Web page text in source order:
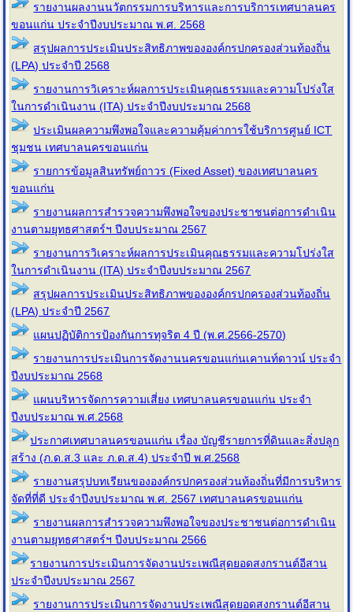
รายงานผลงานนวัตกรรมการบริหารและการบริการเทศบาลนคร
ขอนแก่น ประจำปีงบประมาณ พ.ศ. 2568
สรุปผลการประเมินประสิทธิภาพขององค์กรปกครองส่วนท้องถิ่น
(LPA) ประจำปี 2568
รายงานการวิเคราะห์ผลการประเมินคุณธรรมและความโปร่งใส
ในการดำเนินงาน (ITA) ประจำปีงบประมาณ 2568
ประเมินผลความพึงพอใจและความคุ้มค่าการใช้บริการศูนย์ ICT
ชุมชน เทศบาลนครขอนแก่น
รายการข้อมูลสินทรัพย์ถาวร (Fixed Asset) ของเทศบาลนคร
ขอนแก่น
รายงานผลการสำรวจความพึงพอใจของประชาชนต่อการดำเนิน
งานตามยุทธศาสตร์ฯ ปีงบประมาณ 2567
รายงานการวิเคราะห์ผลการประเมินคุณธรรมและความโปร่งใส
ในการดำเนินงาน (ITA) ประจำปีงบประมาณ 2567
สรุปผลการประเมินประสิทธิภาพขององค์กรปกครองส่วนท้องถิ่น
(LPA) ประจำปี 2567
แผนปฏิบัติการป้องกันการทุจริต 4 ปี (พ.ศ.2566-2570)
รายงานการประเมินการจัดงานนครขอนแก่นเคานท์ดาวน์ ประจำ
ปีงบประมาณ 2568
แผนบริหารจัดการความเสี่ยง เทศบาลนครขอนแก่น ประจํา
ปีงบประมาณ พ.ศ.2568
ประกาศเทศบาลนครขอนแก่น เรื่อง บัญชีรายการที่ดินและสิ่งปลูก
สร้าง (ภ.ด.ส.3 และ ภ.ด.ส.4) ประจำปี พ.ศ.2568
รายงานสรุปบทเรียนขององค์กรปกครองส่วนท้องถิ่นที่มีการบริหาร
จัดที่ที่ดี ประจำปีงบประมาณ พ.ศ. 2567 เทศบาลนครขอนแก่น
รายงานผลการสำรวจความพึงพอใจของประชาชนต่อการดำเนิน
งานตามยุทธศาสตร์ฯ ปีงบประมาณ 2566
รายงานการประเมินการจัดงานประเพณีสุดยอดสงกรานต์อีสาน
ประจำปีงบประมาณ 2567
รายงานการประเมินการจัดงานประเพณีสุดยอดสงกรานต์อีสาน